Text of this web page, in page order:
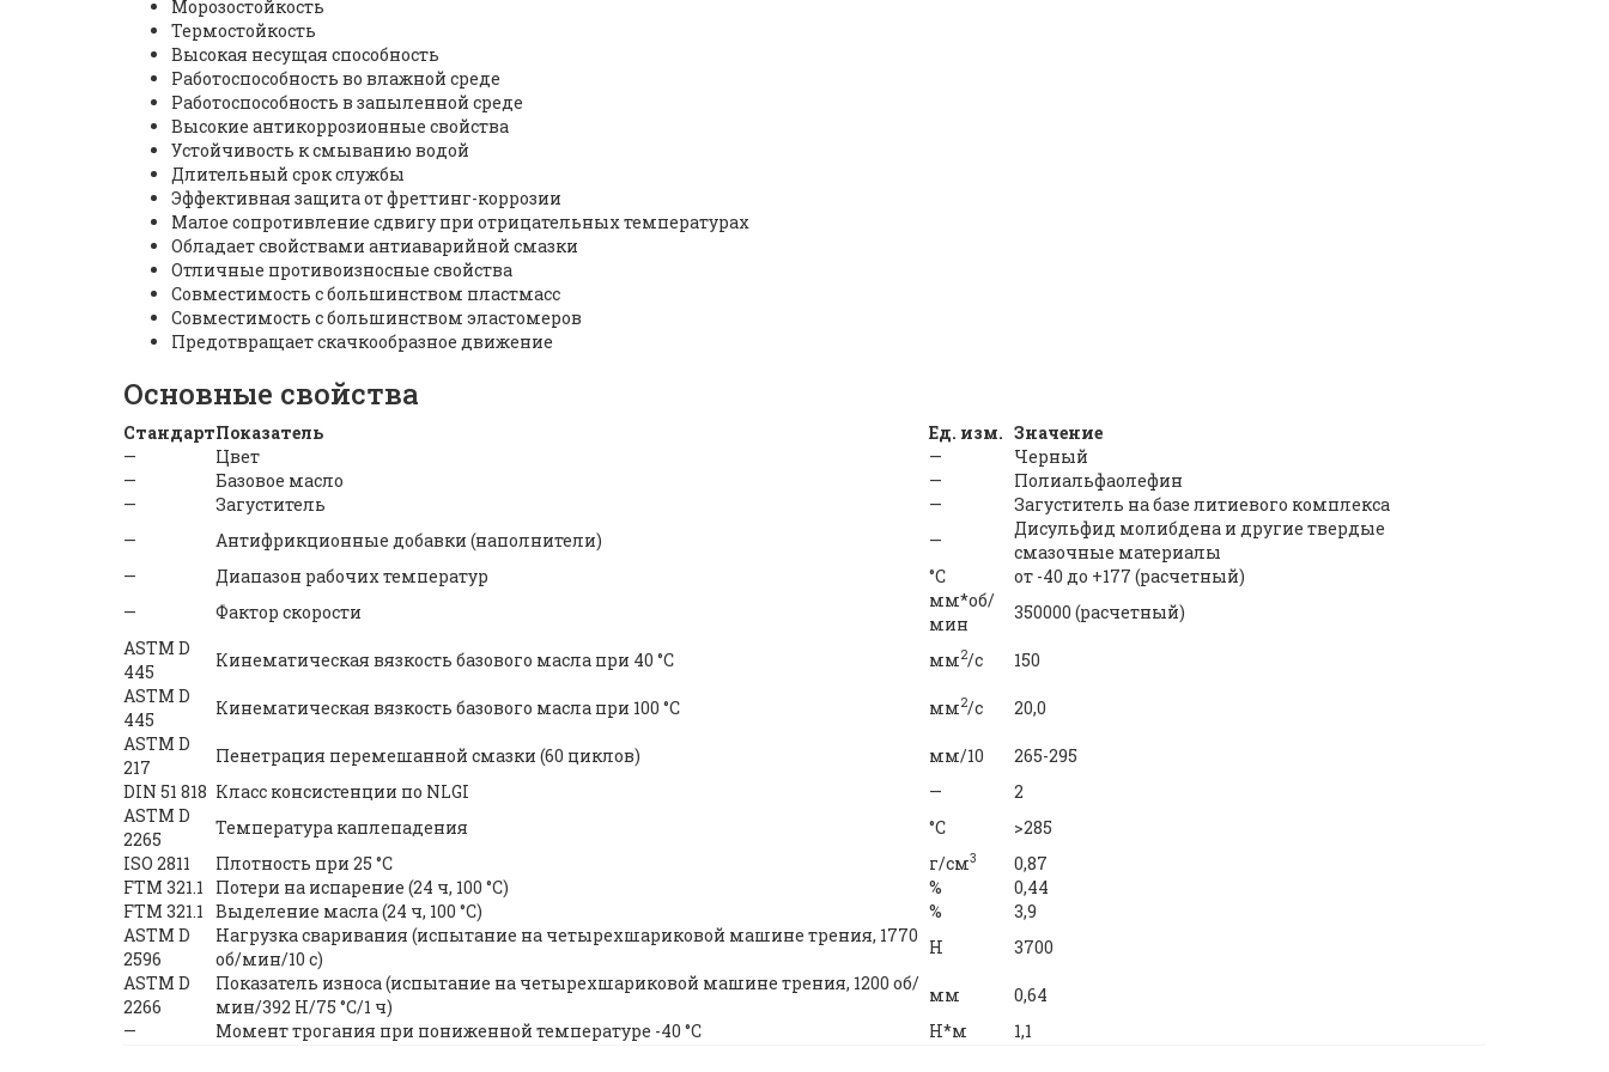
Морозостойкость
Термостойкость
Высокая несущая способность
Работоспособность во влажной среде
Работоспособность в запыленной среде
Высокие антикоррозионные свойства
Устойчивость к смыванию водой
Длительный срок службы
Эффективная защита от фреттинг-коррозии
Малое сопротивление сдвигу при отрицательных температурах
Обладает свойствами антиаварийной смазки
Отличные противоизносные свойства
Совместимость с большинством пластмасс
Совместимость с большинством эластомеров
Предотвращает скачкообразное движение
Основные свойства
СтандартПоказатель Ед. изм. Значение
—
Цвет —
Черный
—
Базовое масло —
Полиальфаолефин
—
Загуститель —
Загуститель на базе литиевого комплекса
—
Антифрикционные добавки (наполнители) —
Дисульфид молибдена и другие твердые
смазочные материалы
—
Диапазон рабочих температур °С
от -40 до +177 (расчетный)
—
Фактор скорости
мм*об/
мин
350000 (расчетный)
ASTM D
445
Кинематическая вязкость базового масла при 40 °С мм2/c
150
ASTM D
445
Кинематическая вязкость базового масла при 100 °С мм2/c
20,0
ASTM D
217
Пенетрация перемешанной смазки (60 циклов) мм/10
265-295
DIN 51 818 Класс консистенции по NLGI —
2
ASTM D
2265
Температура каплепадения °C
>285
ISO 2811
Плотность при 25 °С г/см3
0,87
FTM 321.1
Потери на испарение (24 ч, 100 °C) %
0,44
FTM 321.1
Выделение масла (24 ч, 100 °C) %
3,9
ASTM D
2596
Нагрузка сваривания (испытание на четырехшариковой машине трения, 1770
об/мин/10 с)
Н
3700
ASTM D
2266
Показатель износа (испытание на четырехшариковой машине трения, 1200 об/
мин/392 Н/75 °C/1 ч)
мм
0,64
—
Момент трогания при пониженной температуре -40 °С H*м 1,1